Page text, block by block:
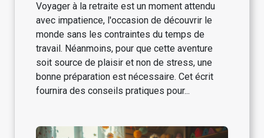
Voyager à la retraite est un moment attendu
avec impatience, l'occasion de découvrir le
monde sans les contraintes du temps de
travail. Néanmoins, pour que cette aventure
soit source de plaisir et non de stress, une
bonne préparation est nécessaire. Cet écrit
fournira des conseils pratiques pour...